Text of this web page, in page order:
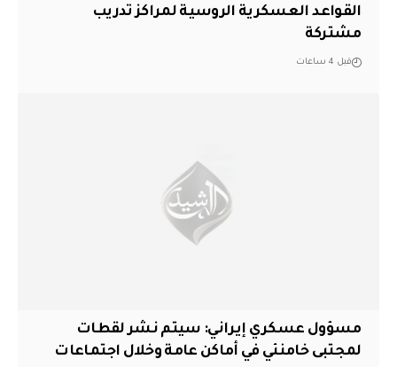
القواعد العسكرية الروسية لمراكز تدريب
مشتركة
قبل 4 ساعات
مسؤول عسكري إيراني: سيتم نشر لقطات
لمجتبى خامنئي في أماكن عامة وخلال اجتماعات